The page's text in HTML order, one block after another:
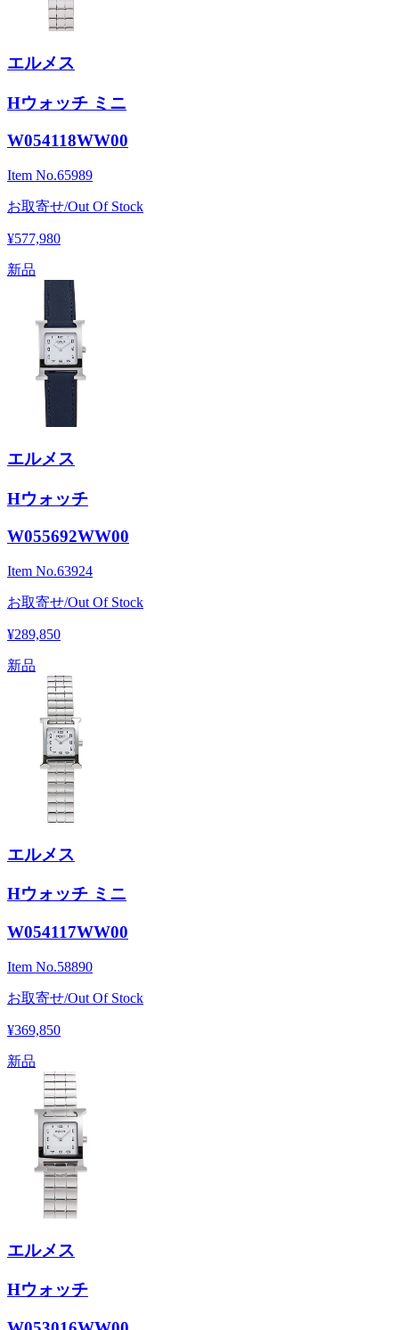
エルメス
Hウォッチ ミニ
W054118WW00
Item No.65989
お取寄せ/Out Of Stock
¥577,980
新品
エルメス
Hウォッチ
W055692WW00
Item No.63924
お取寄せ/Out Of Stock
¥289,850
新品
エルメス
Hウォッチ ミニ
W054117WW00
Item No.58890
お取寄せ/Out Of Stock
¥369,850
新品
エルメス
Hウォッチ